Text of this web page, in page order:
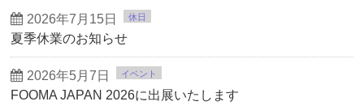
2026年7月15日 休日
夏季休業のお知らせ
2026年5月7日 イベント
FOOMA JAPAN 2026に出展いたします